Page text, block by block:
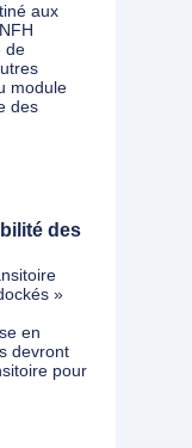
aux
de
module
des
des
»
en
devront
pour